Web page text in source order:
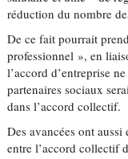
réduction du nombre
De ce fait pourrait
professionnel », en
l’accord d’entreprise
partenaires sociaux
dans l’accord collectif.
Des avancées ont
entre l’accord collectif